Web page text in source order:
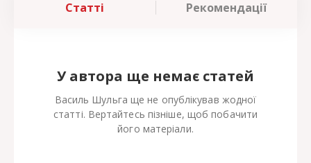
Статті Рекомендації
У автора ще немає статей
Василь Шульга ще не опублікував жодної
статті. Вертайтесь пізніше, щоб побачити
його матеріали.